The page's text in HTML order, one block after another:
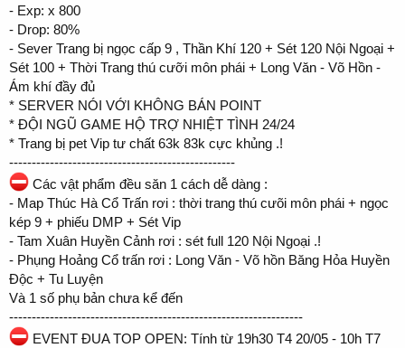
- Exp: x 800
- Drop: 80%
- Sever Trang bị ngọc cấp 9 , Thần Khí 120 + Sét 120 Nội Ngoại +
Sét 100 + Thời Trang thú cưỡi môn phái + Long Văn - Võ Hồn -
Ám khí đầy đủ
* SERVER NÓI VỚI KHÔNG BÁN POINT
* ĐỘI NGŨ GAME HỘ TRỢ NHIỆT TÌNH 24/24
* Trang bị pet Vip tư chất 63k 83k cực khủng .!
--------------------------------------------------
Các vật phẩm đều săn 1 cách dễ dàng :
- Map Thúc Hà Cổ Trấn rơi : thời trang thú cưõi môn phái + ngọc
kép 9 + phiếu DMP + Sét Vip
- Tam Xuân Huyền Cảnh rơi : sét full 120 Nội Ngoại .!
- Phụng Hoảng Cổ trấn rơi : Long Văn - Võ hồn Băng Hỏa Huyền
Độc + Tu Luyện
Và 1 số phụ bản chưa kể đến
-----------------------------------------------------------------
EVENT ĐUA TOP OPEN: Tính từ 19h30 T4 20/05 - 10h T7